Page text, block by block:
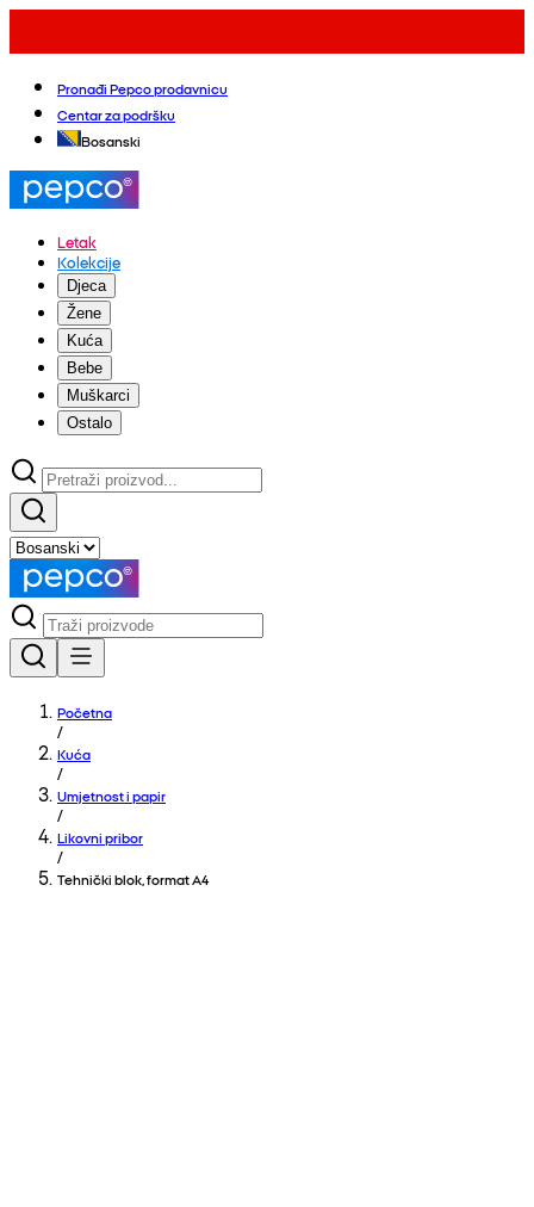
Pronađi Pepco prodavnicu
Centar za podršku
Bosanski
Letak
Kolekcije
Djeca
Žene
Kuća
Bebe
Muškarci
Ostalo
Početna
/
Kuća
/
Umjetnost i papir
/
Likovni pribor
/
Tehnički blok, format A4